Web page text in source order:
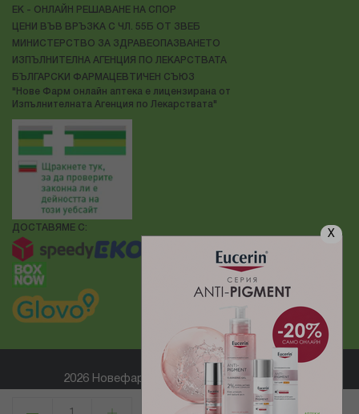
X
ЕК - ОНЛАЙН РЕШАВАНЕ НА СПОР
ЦЕНИ ВЪВ ВРЪЗКА С ЧЛ. 55Б ОТ ЗВЕБ
МИНИСТЕРСТВО ЗА ЗДРАВЕОПАЗВАНЕТО
ИЗПЪЛНИТЕЛНА АГЕНЦИЯ ПО ЛЕКАРСТВАТА
БЪЛГАРСКИ ФАРМАЦЕВТИЧЕН СЪЮЗ
"Нове Фарм онлайн аптека е лицензирана от
Изпълнителната Агенция по Лекарствата"
ДОСТАВЯМЕ С:
2026 Новефарм ® Всички права запазени
Електронен магазин